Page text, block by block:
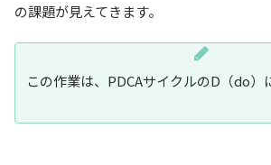
の課題が見えてきます。
この作業は、PDCAサイクルのD（do）